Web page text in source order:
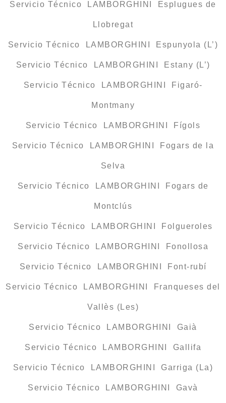
Servicio Técnico LAMBORGHINI Esplugues de
Llobregat
Servicio Técnico LAMBORGHINI Espunyola (L’)
Servicio Técnico LAMBORGHINI Estany (L’)
Servicio Técnico LAMBORGHINI Figaró-
Montmany
Servicio Técnico LAMBORGHINI Fígols
Servicio Técnico LAMBORGHINI Fogars de la
Selva
Servicio Técnico LAMBORGHINI Fogars de
Montclús
Servicio Técnico LAMBORGHINI Folgueroles
Servicio Técnico LAMBORGHINI Fonollosa
Servicio Técnico LAMBORGHINI Font-rubí
Servicio Técnico LAMBORGHINI Franqueses del
Vallès (Les)
Servicio Técnico LAMBORGHINI Gaià
Servicio Técnico LAMBORGHINI Gallifa
Servicio Técnico LAMBORGHINI Garriga (La)
Servicio Técnico LAMBORGHINI Gavà